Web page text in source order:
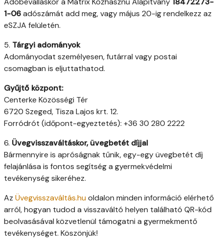
1-06adószámát add meg, vagy május 20-ig rendelkezz az
eSZJA felületén.
5. Tárgyi adományok
Adományodat személyesen, futárral vagy postai
csomagban is eljuttathatod.
Gyűjtő központ:
Centerke Közösségi Tér
6720 Szeged, Tisza Lajos krt. 12.
Forródrót (időpont-egyeztetés): +36 30 280 2222
6. Üvegvisszaváltáskor, üvegbetét díjjal
Bármennyire is apróságnak tűnik, egy-egy üvegbetét díj
felajánlása is fontos segítség a gyermekvédelmi
tevékenység sikeréhez.
Az Üvegvisszaváltás.huoldalon minden információ elérhető
arról, hogyan tudod a visszaváltó helyen található QR-kód
beolvasásával közvetlenül támogatni a gyermekmentő
tevékenységet. Köszönjük!